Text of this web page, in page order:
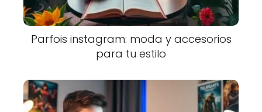
Parfois instagram: moda y accesorios
para tu estilo